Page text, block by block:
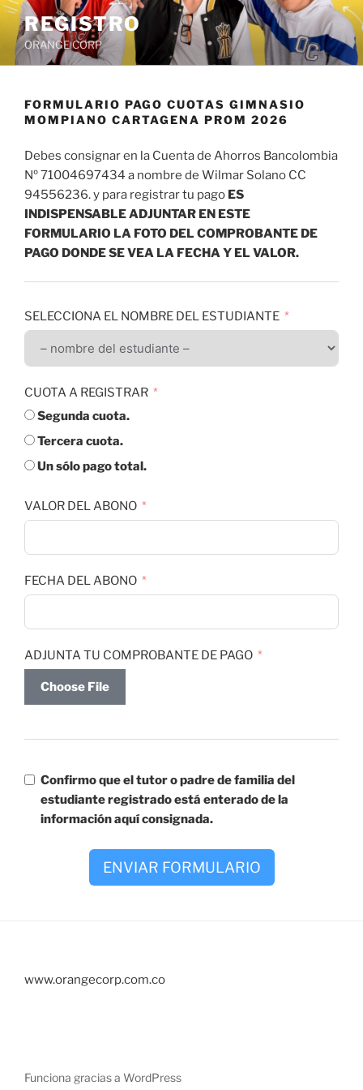
Saltar
contenido
REGISTRO
ORANGE CORP
FORMULARIO PAGO CUOTAS GIMNASIO
MOMPIANO CARTAGENA PROM 2026
Debes consignar en la Cuenta de Ahorros Bancolombia
Nº 71004697434 a nombre de Wilmar Solano CC
94556236. y para registrar tu pago ES
INDISPENSABLE ADJUNTAR EN ESTE
FORMULARIO LA FOTO DEL COMPROBANTE DE
PAGO DONDE SE VEA LA FECHA Y EL VALOR.
SELECCIONA EL NOMBRE DEL ESTUDIANTE
CUOTA A REGISTRAR
Segunda cuota.
Tercera cuota.
Un sólo pago total.
VALOR DEL ABONO
FECHA DEL ABONO
ADJUNTA TU COMPROBANTE DE PAGO
Choose File
Confirmo que el tutor o padre de familia del
estudiante registrado está enterado de la
información aquí consignada.
ENVIAR FORMULARIO
www.orangecorp.com.co
Funciona gracias a WordPress